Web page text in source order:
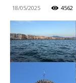
18/05/2025 4562